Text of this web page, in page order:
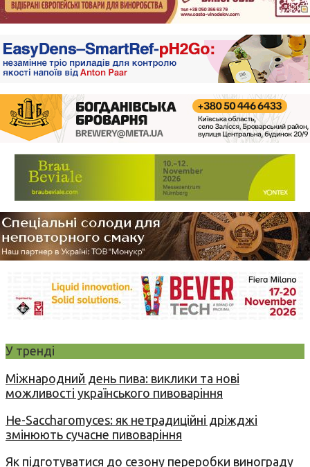
У тренді
Міжнародний день пива: виклики та нові
можливості українського пивоваріння
Не-Saccharomyces: як нетрадиційні дріжджі
змінюють сучасне пивоваріння
Як підготуватися до сезону переробки винограду